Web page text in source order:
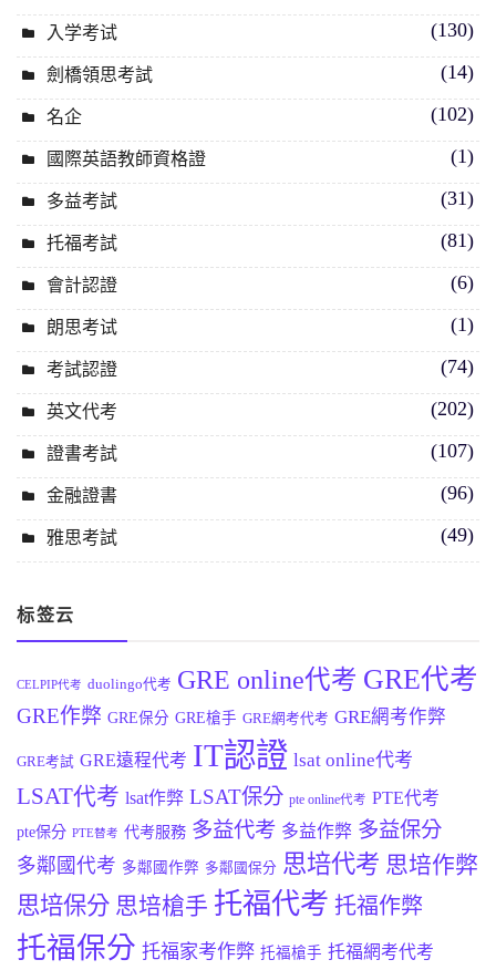
入学考试 (130)
劍橋領思考試 (14)
名企 (102)
國際英語教師資格證 (1)
多益考試 (31)
托福考試 (81)
會計認證 (6)
朗思考试 (1)
考試認證 (74)
英文代考 (202)
證書考試 (107)
金融證書 (96)
雅思考試 (49)
标签云
CELPIP代考 duolingo代考 GRE online代考 GRE代考
GRE作弊 GRE保分 GRE槍手 GRE網考代考 GRE網考作弊
GRE考試 GRE遠程代考 IT認證 lsat online代考
LSAT代考 lsat作弊 LSAT保分 pte online代考 PTE代考
pte保分 PTE替考 代考服務 多益代考 多益作弊 多益保分
多鄰國代考 多鄰國作弊 多鄰國保分 思培代考 思培作弊
思培保分 思培槍手 托福代考 托福作弊
托福保分 托福家考作弊 托福槍手 托福網考代考